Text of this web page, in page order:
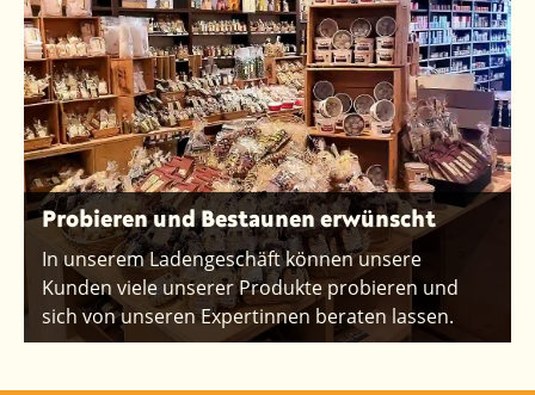
Probieren und Bestaunen erwünscht
In unserem Ladengeschäft können unsere
Kunden viele unserer Produkte probieren und
sich von unseren Expertinnen beraten lassen.